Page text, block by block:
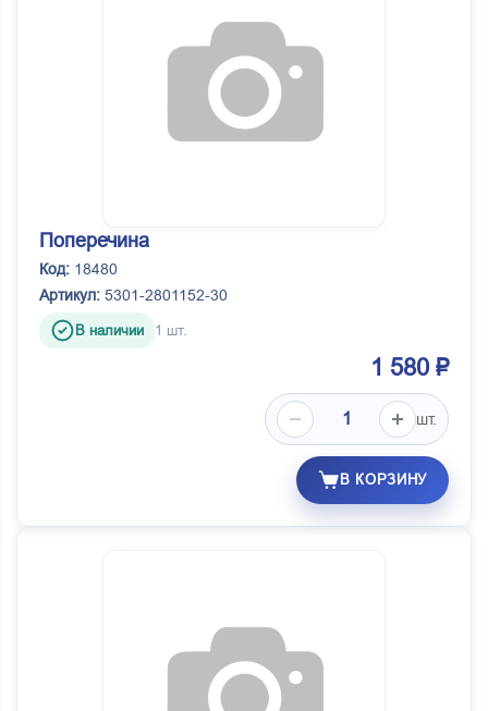
Поперечина
Код: 18480
Артикул: 5301-2801152-30
В наличии 1 шт.
1 580 ₽
шт.
В КОРЗИНУ